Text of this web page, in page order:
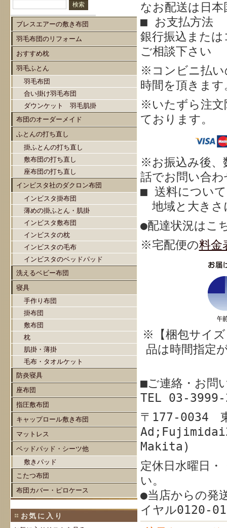
ブレスエアーの敷き布団
羽毛布団のリフォーム
おすすめ枕
羽毛ふとん
羽毛布団
合い掛け羽毛布団
ダウンケット 羽毛肌掛
布団のオーダーメイド
ふとんの打ち直し
掛ふとんの打ち直し
敷布団の打ち直し
座布団の打ち直し
インビスタ社のダクロン布団
インビスタ掛布団
薄めの掛ふとん・肌掛
インビスタ敷布団
インビスタの枕
インビスタの毛布
インビスタのベッドパッド
洗えるベビー布団
寝具
手作り布団
掛布団
敷布団
枕
肌掛・薄掛
毛布・タオルケット
防炎寝具
座布団
指圧敷布団
キャップロール敷き布団
マットレス
ベッドパッド・シーツ他
敷きパッド
こたつ布団
布団カバー・ピロケース
お気に入り
なお配送は日
■ お支払方法
銀行振込また
ご相談下さい
※ コンビニ払
時間を頂きます
※いたずら注文
ております。
※お振込み後、
話でお問い合
■ 送料について
地域と大きさ
●配達状況はこ
※宅配便の料金
※【梱包サイズ
品は時間指定
■ご連絡・お問
TEL 03-
〒177-0034
Makita)
定休日水曜日
い。
●当店からの発
イヤル0120-